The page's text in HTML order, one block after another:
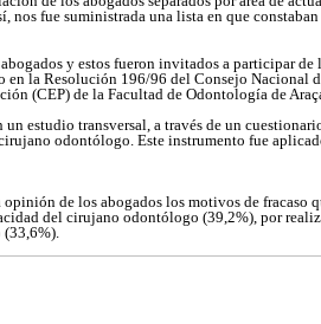
nos fue suministrada una lista en que
y estos fueron invitados a participar
en la Resolución 196/96 del Consejo Nacional
(CEP) de la Facultad de Odontología de
estudio transversal, a través de un
odontólogo. Este instrumento fue
opinión de los abogados los motivos de fracaso
del cirujano odontólogo (39,2%), por
(33,6%).